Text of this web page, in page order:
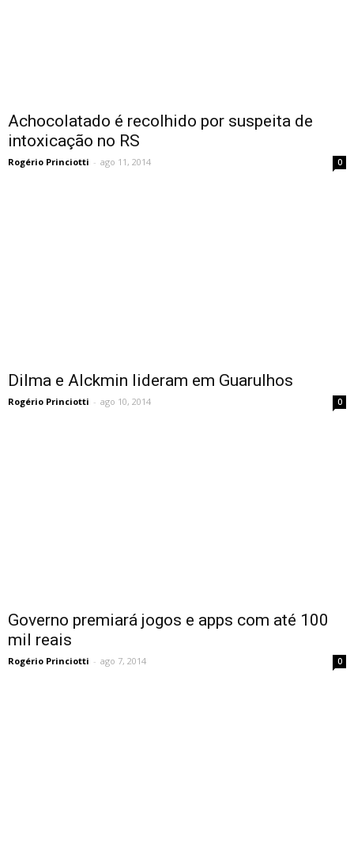
Achocolatado é recolhido por suspeita de
intoxicação no RS
Rogério Princiotti - ago 11, 2014 0
Dilma e Alckmin lideram em Guarulhos
Rogério Princiotti - ago 10, 2014 0
Governo premiará jogos e apps com até 100
mil reais
Rogério Princiotti - ago 7, 2014 0